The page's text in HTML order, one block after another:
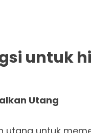
untuk
Utang